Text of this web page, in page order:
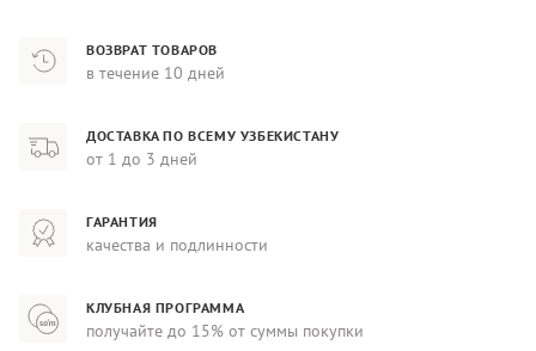
ВОЗВРАТ ТОВАРОВ
в течение 10 дней
ДОСТАВКА ПО ВСЕМУ УЗБЕКИСТАНУ
от 1 до 3 дней
ГАРАНТИЯ
качества и подлинности
КЛУБНАЯ ПРОГРАММА
получайте до 15% от суммы покупки